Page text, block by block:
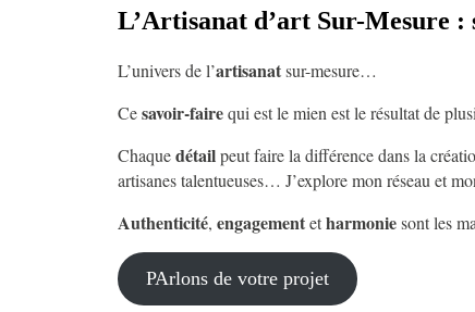
L’Artisanat d’art Sur-Mesure :
L’univers de l’artisanatsur-mesure…
Cesavoir-fairequi est le mien est le résultat de
Chaquedétailpeut faire la différence dans la
artisanes talentueuses… J’explore mon réseau et
Authenticité, engagementetharmoniesont les
PArlons de votre projet